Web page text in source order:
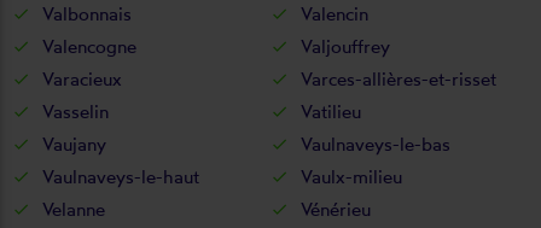
Valbonnais
Valencin
Valencogne
Valjouffrey
Varacieux
Varces-allières-et-risset
Vasselin
Vatilieu
Vaujany
Vaulnaveys-le-bas
Vaulnaveys-le-haut
Vaulx-milieu
Velanne
Vénérieu